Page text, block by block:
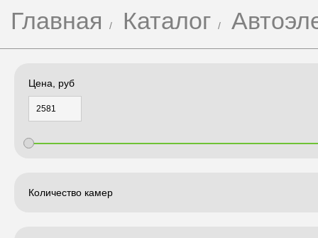
Главная Каталог
Цена, руб
Количество камер